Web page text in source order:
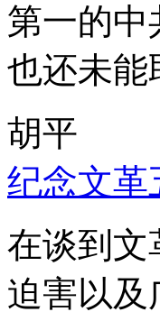
第一的中
也还未能
胡平
纪念文革
在谈到文
迫害以及